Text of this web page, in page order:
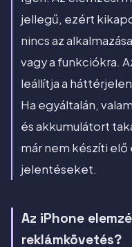
jellegű, ezért
nincs az
vagy a funkciókra.
leállítja a
Ha egyáltalán,
és akkumulátort
már nem készíti elő
jelentéseket.
Az iPhone
reklámkövetés?